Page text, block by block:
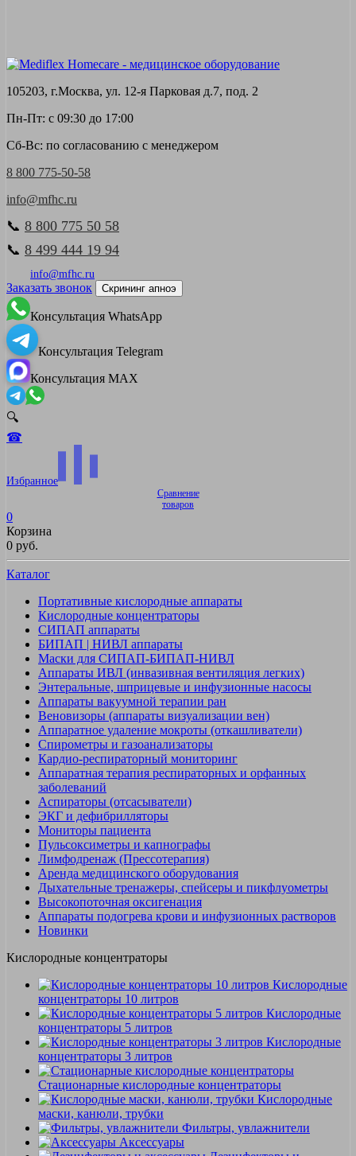
105203, г.Москва, ул. 12-я Парковая д.7, под. 2
Пн-Пт: с 09:30 до 17:00
Сб-Вс: по согласованию с менеджером
8 800 775-50-58
info@mfhc.ru
📞 8 800 775 50 58
📞 8 499 444 19 94
info@mfhc.ru
Заказать звонок Скрининг апноэ
Консультация WhatsApp
Консультация Telegram
Консультация MAX
🔍
☎
Избранное
Сравнение
товаров
0
Корзина
0 руб.
Каталог
Портативные кислородные аппараты
Кислородные концентраторы
СИПАП аппараты
БИПАП | НИВЛ аппараты
Маски для СИПАП-БИПАП-НИВЛ
Аппараты ИВЛ (инвазивная вентиляция легких)
Энтеральные, шприцевые и инфузионные насосы
Аппараты вакуумной терапии ран
Веновизоры (аппараты визуализации вен)
Аппаратное удаление мокроты (откашливатели)
Спирометры и газоанализаторы
Кардио-респираторный мониторинг
Аппаратная терапия респираторных и орфанных
заболеваний
Аспираторы (отсасыватели)
ЭКГ и дефибрилляторы
Мониторы пациента
Пульсоксиметры и капнографы
Лимфодренаж (Прессотерапия)
Аренда медицинского оборудования
Дыхательные тренажеры, спейсеры и пикфлуометры
Высокопоточная оксигенация
Аппараты подогрева крови и инфузионных растворов
Новинки
Кислородные концентраторы
Кислородные
концентраторы 10 литров
Кислородные
концентраторы 5 литров
Кислородные
концентраторы 3 литров
Стационарные кислородные концентраторы
Кислородные
маски, канюли, трубки
Фильтры, увлажнители
Аксессуары